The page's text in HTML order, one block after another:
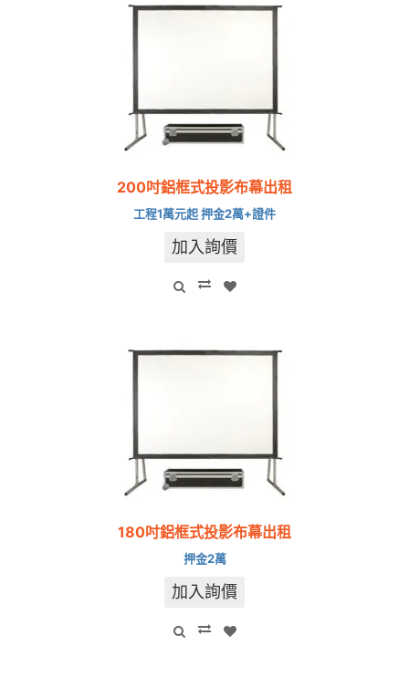
200吋鋁框式投影布幕出租
工程1萬元起 押金2萬+證件
加入詢價
180吋鋁框式投影布幕出租
押金2萬
加入詢價